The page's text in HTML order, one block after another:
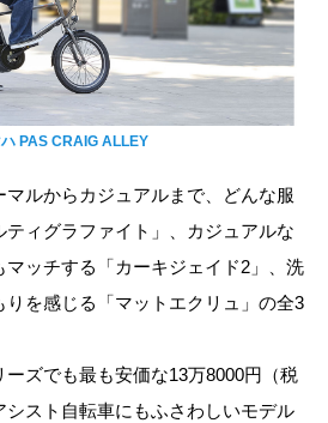
PAS CRAIG ALLEY
マルからカジュアルまで、どんな服
ィグラファイト」、カジュアルな
ッチする「カーキジェイド2」、洗
を感じる「マットエクリュ」の全3
ズでも最も安価な13万8000円（税
スト自転車にもふさわしいモデル